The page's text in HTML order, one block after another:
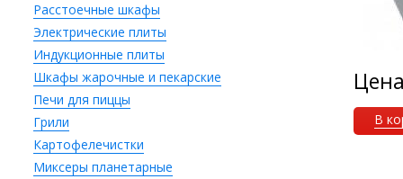
Расстоечные шкафы
Электрические плиты
Индукционные плиты
Шкафы жарочные и пекарские
Печи для пиццы
Грили
Картофелечистки
Миксеры планетарные
В